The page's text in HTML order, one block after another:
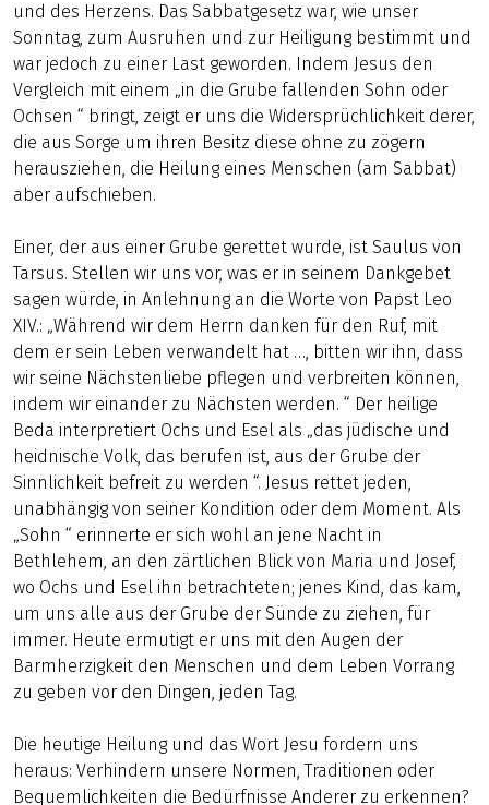
und des Herzens. Das Sabbatgesetz war, wie unser
Sonntag, zum Ausruhen und zur Heiligung bestimmt und
war jedoch zu einer Last geworden. Indem Jesus den
Vergleich mit einem „in die Grube fallenden Sohn oder
Ochsen “ bringt, zeigt er uns die Widersprüchlichkeit derer,
die aus Sorge um ihren Besitz diese ohne zu zögern
herausziehen, die Heilung eines Menschen (am Sabbat)
aber aufschieben.
Einer, der aus einer Grube gerettet wurde, ist Saulus von
Tarsus. Stellen wir uns vor, was er in seinem Dankgebet
sagen würde, in Anlehnung an die Worte von Papst Leo
XIV.: „Während wir dem Herrn danken für den Ruf, mit
dem er sein Leben verwandelt hat …, bitten wir ihn, dass
wir seine Nächstenliebe pflegen und verbreiten können,
indem wir einander zu Nächsten werden. “ Der heilige
Beda interpretiert Ochs und Esel als „das jüdische und
heidnische Volk, das berufen ist, aus der Grube der
Sinnlichkeit befreit zu werden “. Jesus rettet jeden,
unabhängig von seiner Kondition oder dem Moment. Als
„Sohn “ erinnerte er sich wohl an jene Nacht in
Bethlehem, an den zärtlichen Blick von Maria und Josef,
wo Ochs und Esel ihn betrachteten; jenes Kind, das kam,
um uns alle aus der Grube der Sünde zu ziehen, für
immer. Heute ermutigt er uns mit den Augen der
Barmherzigkeit den Menschen und dem Leben Vorrang
zu geben vor den Dingen, jeden Tag.
Die heutige Heilung und das Wort Jesu fordern uns
heraus: Verhindern unsere Normen, Traditionen oder
Bequemlichkeiten die Bedürfnisse Anderer zu erkennen?